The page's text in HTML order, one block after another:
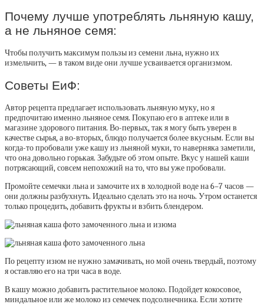
Почему лучше употреблять льняную кашу,
а не льняное семя:
Чтобы получить максимум пользы из семени льна, нужно их
измельчить, — в таком виде они лучше усваивается организмом.
Советы ЕиФ:
Автор рецепта предлагает использовать льняную муку, но я
предпочитаю именно льняное семя. Покупаю его в аптеке или в
магазине здорового питания. Во-первых, так я могу быть уверен в
качестве сырья, а во-вторых, блюдо получается более вкусным. Если вы
когда-то пробовали уже кашу из льняной муки, то наверняка заметили,
что она довольно горькая. Забудьте об этом опыте. Вкус у нашей каши
потрясающий, совсем непохожий на то, что вы уже пробовали.
Промойте семечки льна и замочите их в холодной воде на 6–7 часов —
они должны разбухнуть. Идеально сделать это на ночь. Утром останется
только процедить, добавить фрукты и взбить блендером.
По рецепту изюм не нужно замачивать, но мой очень твердый, поэтому
я оставляю его на три часа в воде.
В кашу можно добавить растительное молоко. Подойдет кокосовое,
миндальное или же молоко из семечек подсолнечника. Если хотите